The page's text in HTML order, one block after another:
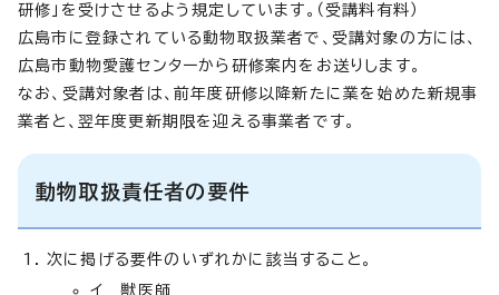
研修」を受けさせるよう規定しています。（受講料有料）
広島市に登録されている動物取扱業者で、受講対象の方には、
広島市動物愛護センターから研修案内をお送りします。
なお、受講対象者は、前年度研修以降新たに業を始めた新規事
業者と、翌年度更新期限を迎える事業者です。
動物取扱責任者の要件
次に掲げる要件のいずれかに該当すること。
イ 獣医師